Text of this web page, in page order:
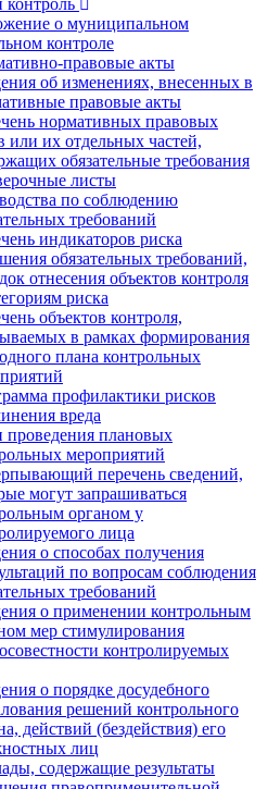
о муниципальном
контроле
правовые акты
об изменениях, внесенных в
правовые акты
нормативных правовых
или их отдельных частей,
обязательные требования
листы
по соблюдению
требований
индикаторов риска
обязательных требований,
отнесения объектов контроля
риска
объектов контроля,
в рамках формирования
плана контрольных
профилактики рисков
вреда
проведения плановых
мероприятий
перечень сведений,
могут запрашиваться
органом у
лица
о способах получения
по вопросам соблюдения
требований
о применении контрольным
мер стимулирования
контролируемых
о порядке досудебного
решений контрольного
действий (бездействия) его
лиц
содержащие результаты